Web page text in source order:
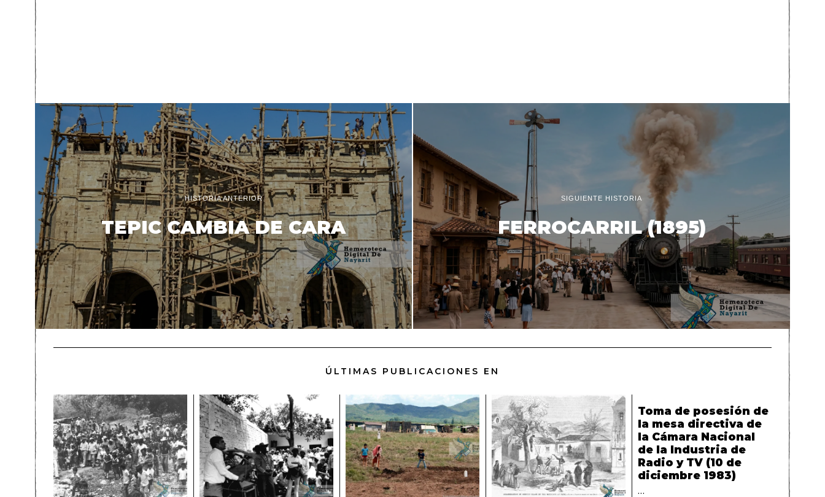
HISTORIA ANTERIOR
TEPIC CAMBIA DE CARA
SIGUIENTE HISTORIA
FERROCARRIL (1895)
ÚLTIMAS PUBLICACIONES EN
Toma de posesión de
la mesa directiva de
la Cámara Nacional
de la Industria de
Radio y TV (10 de
diciembre 1983)
…